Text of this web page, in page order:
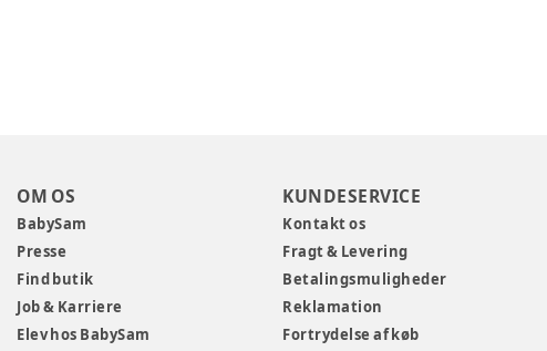
OM OS
BabySam
Presse
Find butik
Job & Karriere
Elev hos BabySam
KUNDESERVICE
Kontakt os
Fragt & Levering
Betalingsmuligheder
Reklamation
Fortrydelse af køb